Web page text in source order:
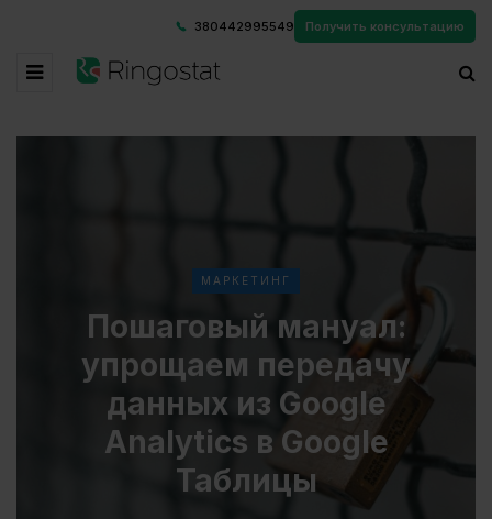
380442995549 Получить консультацию
МАРКЕТИНГ
Пошаговый мануал:
упрощаем передачу
данных из Google
Analytics в Google
Таблицы